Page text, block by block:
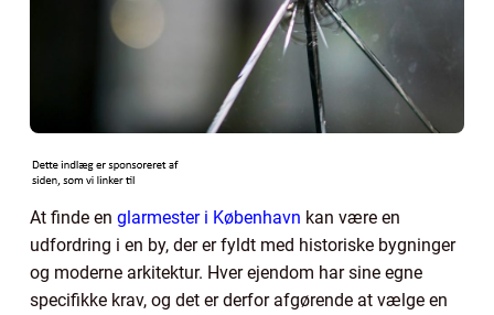
At finde en glarmester i København kan være en
udfordring i en by, der er fyldt med historiske bygninger
og moderne arkitektur. Hver ejendom har sine egne
specifikke krav, og det er derfor afgørende at vælge en